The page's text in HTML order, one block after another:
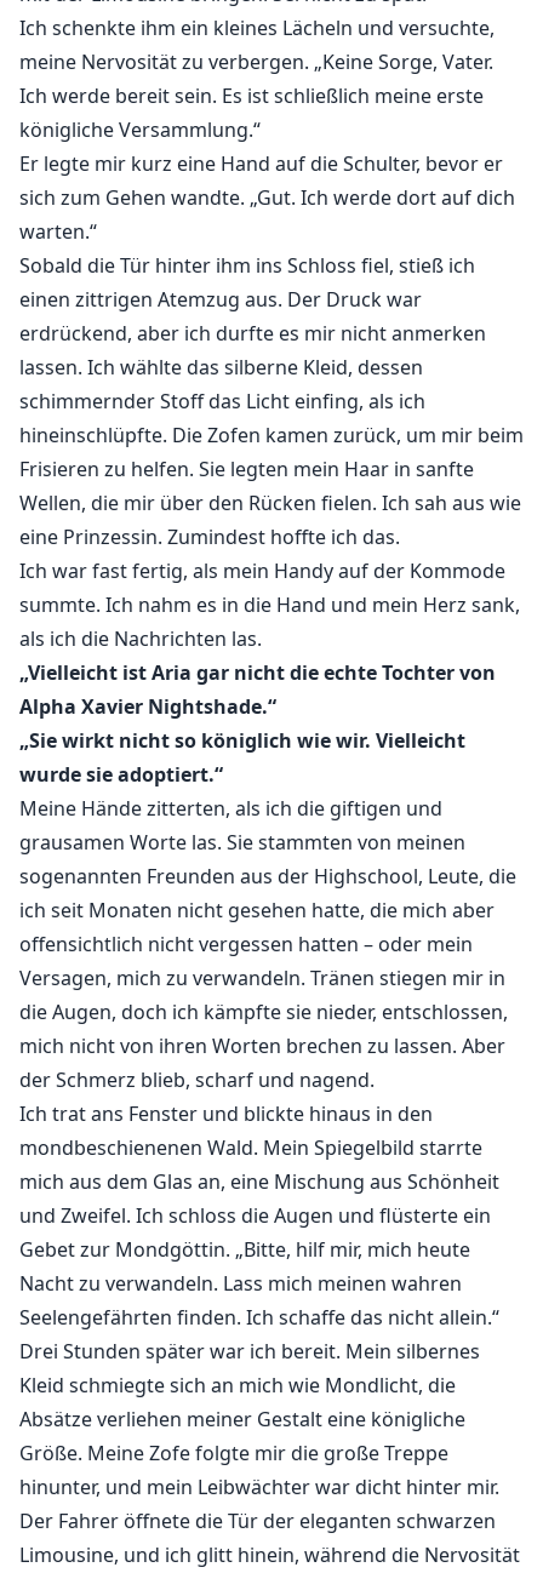
Ich schenkte ihm ein kleines Lächeln und versuchte,
meine Nervosität zu verbergen. „Keine Sorge, Vater.
Ich werde bereit sein. Es ist schließlich meine erste
königliche Versammlung.“
Er legte mir kurz eine Hand auf die Schulter, bevor er
sich zum Gehen wandte. „Gut. Ich werde dort auf dich
warten.“
Sobald die Tür hinter ihm ins Schloss fiel, stieß ich
einen zittrigen Atemzug aus. Der Druck war
erdrückend, aber ich durfte es mir nicht anmerken
lassen. Ich wählte das silberne Kleid, dessen
schimmernder Stoff das Licht einfing, als ich
hineinschlüpfte. Die Zofen kamen zurück, um mir beim
Frisieren zu helfen. Sie legten mein Haar in sanfte
Wellen, die mir über den Rücken fielen. Ich sah aus wie
eine Prinzessin. Zumindest hoffte ich das.
Ich war fast fertig, als mein Handy auf der Kommode
summte. Ich nahm es in die Hand und mein Herz sank,
als ich die Nachrichten las.
„Vielleicht ist Aria gar nicht die echte Tochter von
Alpha Xavier Nightshade.“
„Sie wirkt nicht so königlich wie wir. Vielleicht
wurde sie adoptiert.“
Meine Hände zitterten, als ich die giftigen und
grausamen Worte las. Sie stammten von meinen
sogenannten Freunden aus der Highschool, Leute, die
ich seit Monaten nicht gesehen hatte, die mich aber
offensichtlich nicht vergessen hatten – oder mein
Versagen, mich zu verwandeln. Tränen stiegen mir in
die Augen, doch ich kämpfte sie nieder, entschlossen,
mich nicht von ihren Worten brechen zu lassen. Aber
der Schmerz blieb, scharf und nagend.
Ich trat ans Fenster und blickte hinaus in den
mondbeschienenen Wald. Mein Spiegelbild starrte
mich aus dem Glas an, eine Mischung aus Schönheit
und Zweifel. Ich schloss die Augen und flüsterte ein
Gebet zur Mondgöttin. „Bitte, hilf mir, mich heute
Nacht zu verwandeln. Lass mich meinen wahren
Seelengefährten finden. Ich schaffe das nicht allein.“
Drei Stunden später war ich bereit. Mein silbernes
Kleid schmiegte sich an mich wie Mondlicht, die
Absätze verliehen meiner Gestalt eine königliche
Größe. Meine Zofe folgte mir die große Treppe
hinunter, und mein Leibwächter war dicht hinter mir.
Der Fahrer öffnete die Tür der eleganten schwarzen
Limousine, und ich glitt hinein, während die Nervosität